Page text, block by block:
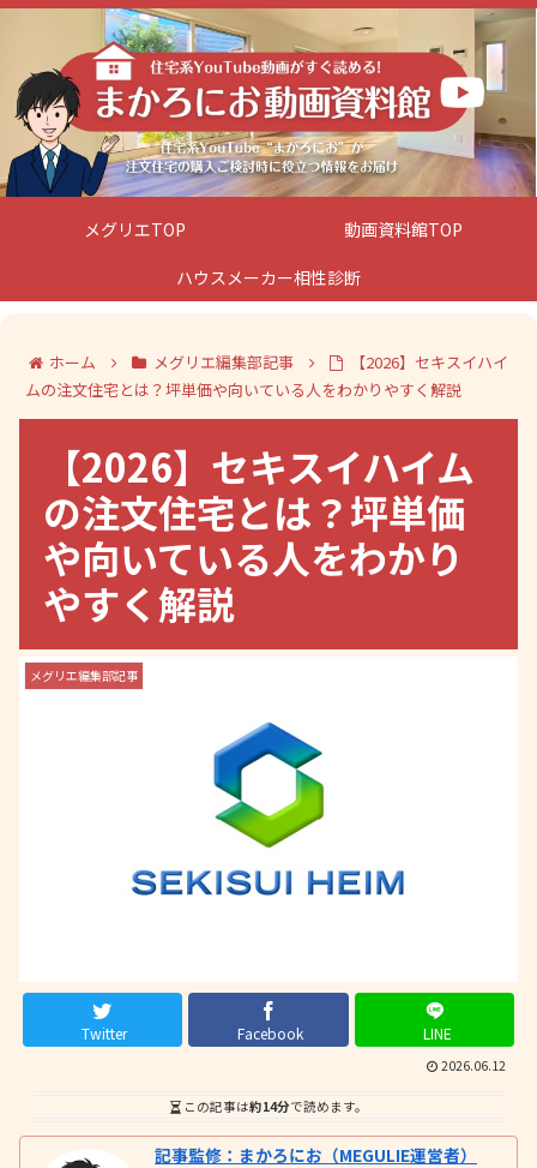
メグリエTOP
動画資料館TOP
ハウスメーカー相性診断
ホーム メグリエ編集部記事
【2026】セキスイハイ
ムの注文住宅とは？坪単価や向いている人をわかりやすく解説
【2026】セキスイハイム
の注文住宅とは？坪単価
や向いている人をわかり
やすく解説
メグリエ編集部記事
Twitter Facebook LINE
2026.06.12
この記事は約14分で読めます。
記事監修：まかろにお（MEGULIE運営者）